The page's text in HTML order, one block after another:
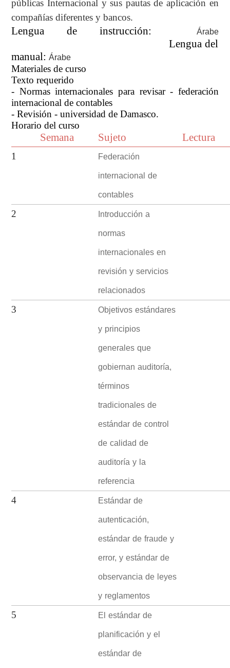
públicas Internacional y sus pautas de aplicación en
compañías diferentes y bancos.
Lengua de instrucción: Árabe
Lengua del
manual:Árabe
Materiales de curso
Texto requerido
- Normas internacionales para revisar - federación
internacional de contables
- Revisión - universidad de Damasco.
Horario del curso
Semana Sujeto Lectura
1
Federación
internacional de
contables
2
Introducción a
normas
internacionales en
revisión y servicios
relacionados
3
Objetivos estándares
y principios
generales que
gobiernan auditoría,
términos
tradicionales de
estándar de control
de calidad de
auditoría y la
referencia
4
Estándar de
autenticación,
estándar de fraude y
error, y estándar de
observancia de leyes
y reglamentos
5
El estándar de
planificación y el
estándar de